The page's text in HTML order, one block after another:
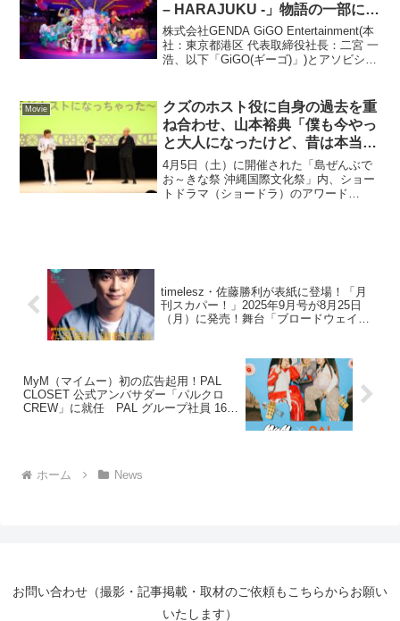
– HARAJUKU -」物語の一部にな
る、60分間の回遊型ライブエンタ
ーテイメント体験
株式会社GENDA GiGO Entertainment(本
社：東京都港区 代表取締役社長：二宮 一
浩、以下「GiGO(ギーゴ)」)とアソビシス
ム」)は、両社共同で...
Movie
クズのホスト役に自身の過去を重
ね合わせ、山本裕典「僕も今やっ
と大人になったけど、昔は本当
に…（笑）」「島ぜんぶでお～き
な祭 沖縄国際文化祭」にてショ
ードラアワードが開催！
4月5日（土）に開催された「島ぜんぶで
お～きな祭 沖縄国際文化祭」内、ショー
トドラマ（ショードラ）のアワード
timelesz・佐藤勝利が表紙に登場！「月
刊スカパー！」2025年9月号が8月25日
（月）に発売！舞台「ブロードウェイ・
MyM（マイムー）初の広告起用！PAL
CLOSET 公式アンバサダー「パルクロ
CREW」に就任 PAL グループ社員 16
ホーム News
お問い合わせ（撮影・記事掲載・取材のご依頼もこちらからお願い
いたします）